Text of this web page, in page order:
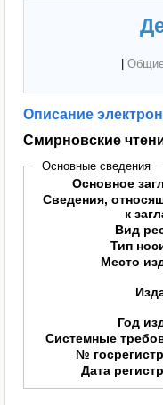
Описание
Смирновские
Основные сведения
Основное
Сведения,
к
Вид
Тип
Место
Год
Системные
№
Дата